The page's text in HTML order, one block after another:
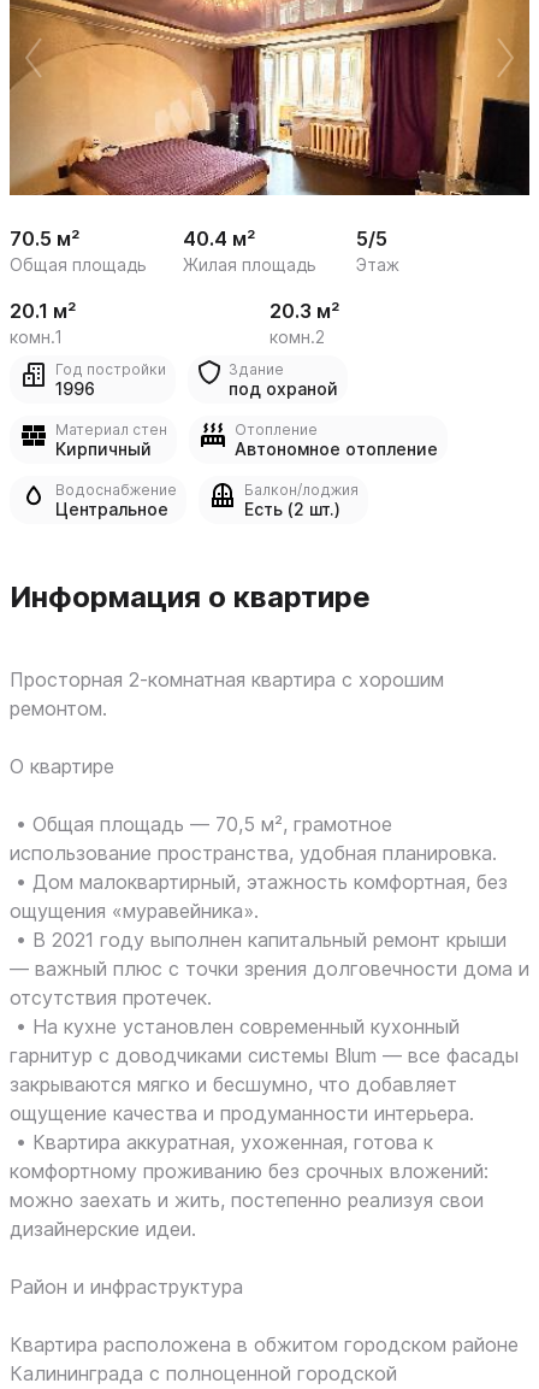
1
/
24
70.5 м²
Общая площадь
40.4 м²
Жилая площадь
5/5
Этаж
20.1 м²
комн.1
20.3 м²
комн.2
Год постройки
1996
Здание
под охраной
Материал стен
Кирпичный
Отопление
Автономное отопление
Водоснабжение
Центральное
Балкон/лоджия
Есть (2 шт.)
Информация о квартире
Просторная 2-комнатная квартира с хорошим
ремонтом.
О квартире
• Общая площадь — 70,5 м², грамотное
использование пространства, удобная планировка.
• Дом малоквартирный, этажность комфортная, без
ощущения «муравейника».
• В 2021 году выполнен капитальный ремонт крыши
— важный плюс с точки зрения долговечности дома и
отсутствия протечек.
• На кухне установлен современный кухонный
гарнитур с доводчиками системы Blum — все фасады
закрываются мягко и бесшумно, что добавляет
ощущение качества и продуманности интерьера.
• Квартира аккуратная, ухоженная, готова к
комфортному проживанию без срочных вложений:
можно заехать и жить, постепенно реализуя свои
дизайнерские идеи.
Район и инфраструктура
Квартира расположена в обжитом городском районе
Калининграда с полноценной городской